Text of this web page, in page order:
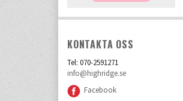
KONTAKTA OSS
Tel: 070-2591271
info@highridge.se
Facebook